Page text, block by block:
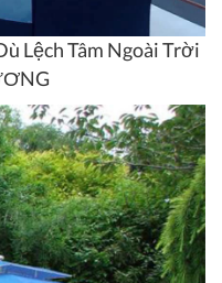
Lệch Tâm Ngoài Trời